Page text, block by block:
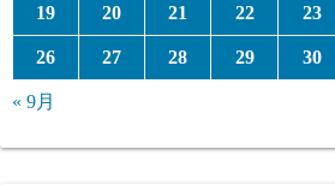
19 20 21 22 23
26 27 28 29 30
« 9月